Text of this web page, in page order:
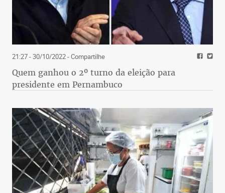
21:27 - 30/10/2022- Compartilhe
Quem ganhou o 2º turno da eleição para
presidente em Pernambuco